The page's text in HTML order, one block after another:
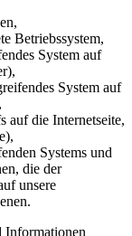
Betriebssystem,
System auf
System auf
auf die Internetseite,
Systems und
die der
unsere
Informationen